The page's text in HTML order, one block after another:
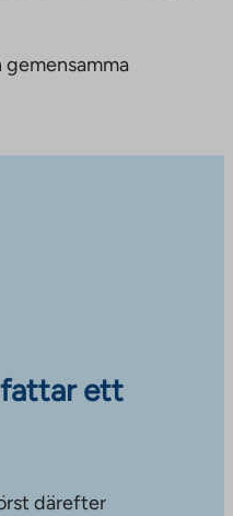
fattar ett
därefter